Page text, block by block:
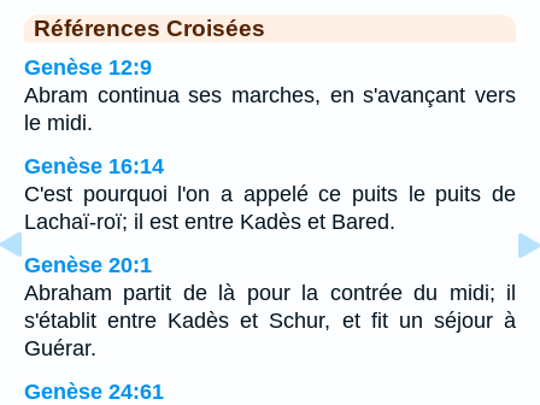
Références Croisées
Genèse 12:9
Abram continua ses marches, en s'avançant vers
le midi.
Genèse 16:14
C'est pourquoi l'on a appelé ce puits le puits de
Lachaï-roï; il est entre Kadès et Bared.
Genèse 20:1
Abraham partit de là pour la contrée du midi; il
s'établit entre Kadès et Schur, et fit un séjour à
Guérar.
Genèse 24:61